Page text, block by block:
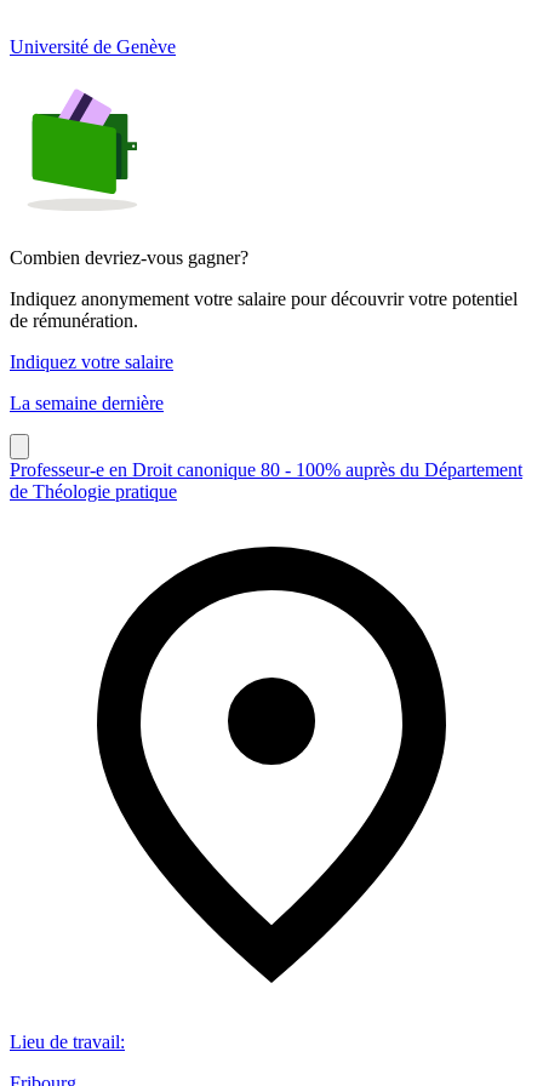
Université de Genève
Combien devriez-vous gagner?
Indiquez anonymement votre salaire pour découvrir votre potentiel
de rémunération.
Indiquez votre salaire
La semaine dernière
Professeur-e en Droit canonique 80 - 100% auprès du Département
de Théologie pratique
Lieu de travail: